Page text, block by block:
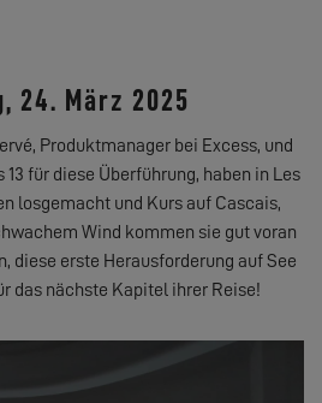
24. März 2025
Produktmanager bei Excess, und
13 für diese Überführung, haben in Les
losgemacht und Kurs auf Cascais,
Wind kommen sie gut voran
diese erste Herausforderung auf See
das nächste Kapitel ihrer Reise!